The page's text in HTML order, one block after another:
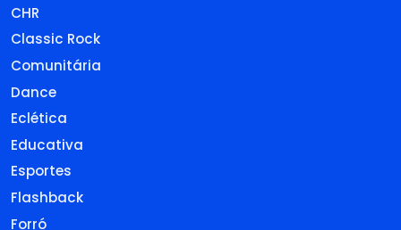
CHR
Classic Rock
Comunitária
Dance
Eclética
Educativa
Esportes
Flashback
Forró